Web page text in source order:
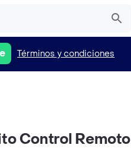
Términos y condiciones
Control Remoto